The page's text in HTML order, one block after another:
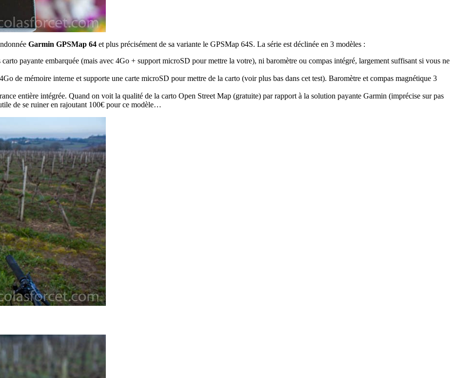
Garmin GPSMap 64 et plus précisément de sa variante le GPSMap 64S. La série est déclinée en 3 modèles :
payante embarquée (mais avec 4Go + support microSD pour mettre la votre), ni baromètre ou compas intégré, largement suffisant si vous ne
de mémoire interne et supporte une carte microSD pour mettre de la carto (voir plus bas dans cet test). Baromètre et compas magnétique 3
entière intégrée. Quand on voit la qualité de la carto Open Street Map (gratuite) par rapport à la solution payante Garmin (imprécise sur pas
de se ruiner en rajoutant 100€ pour ce modèle…